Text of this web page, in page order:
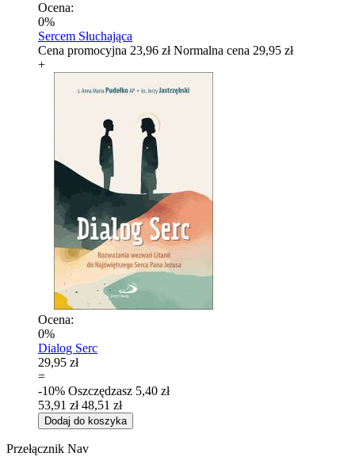
Ocena:
0%
Sercem Słuchająca
Cena promocyjna 23,96 zł Normalna cena 29,95 zł
+
Ocena:
0%
Dialog Serc
29,95 zł
=
-10% Oszczędzasz 5,40 zł
53,91 zł 48,51 zł
Dodaj do koszyka
Przełącznik Nav